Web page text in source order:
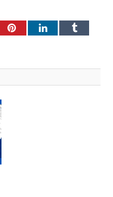
PinterestLinkedInTumblr